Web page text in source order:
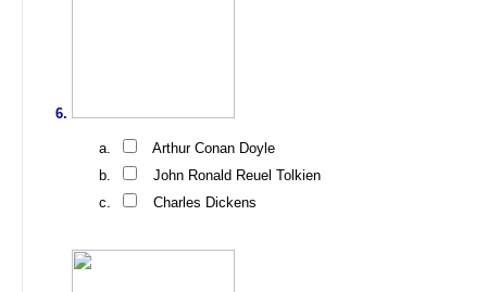
Arthur Conan Doyle
John Ronald Reuel Tolkien
Charles Dickens